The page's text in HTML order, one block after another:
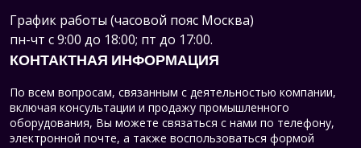
График работы (часовой пояс Москва)
пн-чт с 9:00 до 18:00; пт до 17:00.
КОНТАКТНАЯ ИНФОРМАЦИЯ
По всем вопросам, связанным с деятельностью компании,
включая консультации и продажу промышленного
оборудования, Вы можете связаться с нами по телефону,
электронной почте, а также воспользоваться формой